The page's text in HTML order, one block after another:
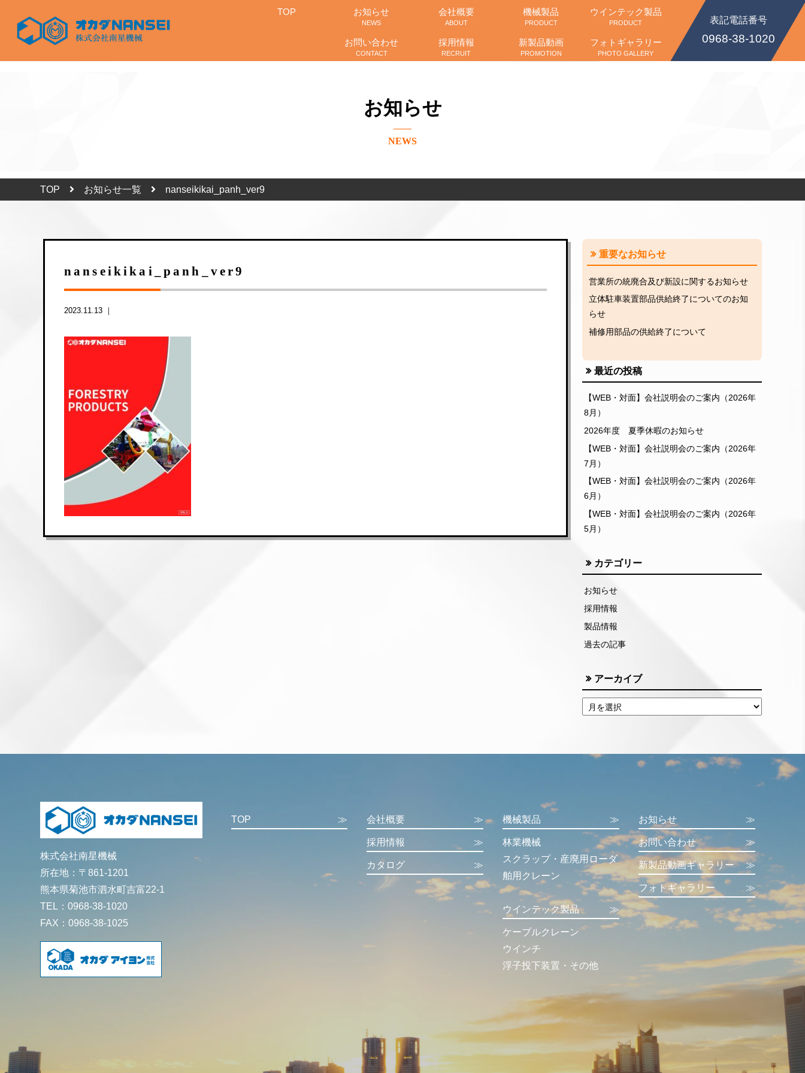
TOP お知らせ
NEWS
会社概要
ABOUT
機械製品
PRODUCT
ウインテック製品
PRODUCT
お問い合わせ
CONTACT
表記電話番号
0968-38-1020
採用情報
RECRUIT
新製品動画
PROMOTION
フォトギャラリー
PHOTO GALLERY
お知らせ
NEWS
TOP お知らせ一覧 nanseikikai_panh_ver9
nanseikikai_panh_ver9
2023.11.13 ｜
重要なお知らせ
営業所の統廃合及び新設に関するお知らせ
立体駐車装置部品供給終了についてのお知
らせ
補修用部品の供給終了について
最近の投稿
【WEB・対面】会社説明会のご案内（2026年
8月）
2026年度 夏季休暇のお知らせ
【WEB・対面】会社説明会のご案内（2026年
7月）
【WEB・対面】会社説明会のご案内（2026年
6月）
【WEB・対面】会社説明会のご案内（2026年
5月）
カテゴリー
お知らせ
採用情報
製品情報
過去の記事
アーカイブ
株式会社南星機械
所在地：〒861-1201
熊本県菊池市泗水町吉富22-1
TEL：0968-38-1020
FAX：0968-38-1025
TOP ≫ 会社概要 ≫
採用情報 ≫
カタログ ≫
機械製品 ≫
林業機械
スクラップ・産廃用ローダ
舶用クレーン
ウインテック製品 ≫
ケーブルクレーン
ウインチ
浮子投下装置・その他
お知らせ ≫
お問い合わせ ≫
新製品動画ギャラリー ≫
フォトギャラリー ≫